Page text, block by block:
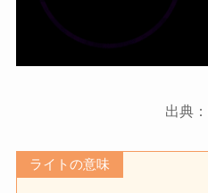
出典：
ライトの意味